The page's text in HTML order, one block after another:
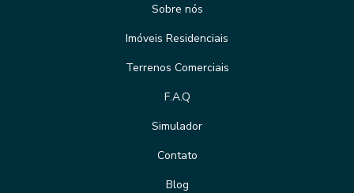
Sobre nós
Imóveis Residenciais
Terrenos Comerciais
F.A.Q
Simulador
Contato
Blog